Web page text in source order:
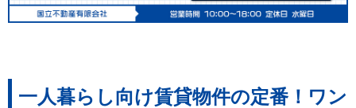
一人暮らし向け賃貸物件の定番！ワン